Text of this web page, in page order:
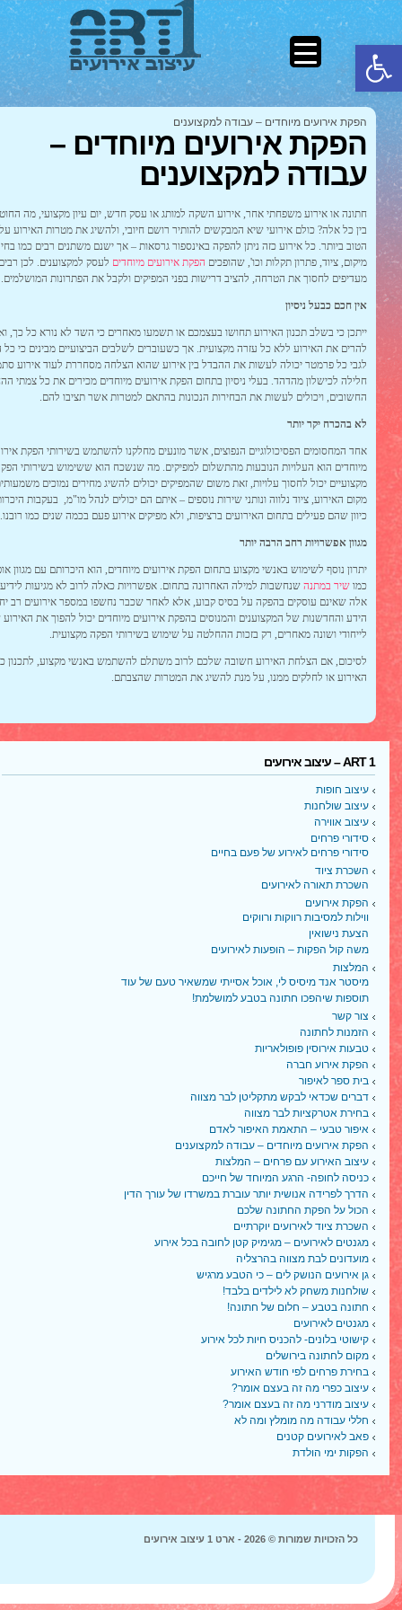
פתח סרגל נגישות
הפקת אירועים מיוחדים – עבודה למקצוענים
הפקת אירועים מיוחדים –
עבודה למקצוענים
חתונה או אירוע משפחתי אחר, אירוע השקה למותג או עסק חדש, יום עיון מקצועי, מה
בין כל אלה? כולם אירועי שיא המבקשים להותיר רושם חיובי, ולהשיג את מטרות האירוע
הטוב ביותר. כל אירוע כזה ניתן להפקה באינספור גרסאות – אך ישנם משתנים רבים כמו
מיקום, ציוד, פתרון תקלות וכו', שהופכים הפקת אירועים מיוחדים לעסק למקצוענים. לכן
מעדיפים לחסוך את הטרחה, להציב דרישות בפני המפיקים ולקבל את הפתרונות המושלמים.
אין חכם כבעל ניסיון
ייתכן כי בשלב תכנון האירוע תחושו בעצמכם או תשמעו מאחרים כי השד לא נורא כל כך,
להרים את האירוע ללא כל עזרה מקצועית. אך כשעוברים לשלבים הביצועיים מבינים כי
לגבי כל פרמטר יכולה לעשות את ההבדל בין אירוע שהוא הצלחה מסחררת לעוד אירוע
חלילה לכישלון מהדהד. בעלי ניסיון בתחום הפקת אירועים מיוחדים מכירים את כל צמתי
החשובים, ויכולים לעשות את הבחירות הנכונות בהתאם למטרות אשר תציבו להם.
לא בהכרח יקר יותר
אחד המחסומים הפסיכולוגיים הנפוצים, אשר מונעים מחלקנו להשתמש בשירותי הפקת
מיוחדים הוא העלויות הנובעות מהתשלום למפיקים. מה שנשכח הוא ששימוש בשירותי
מקצועיים יכול לחסוך עלויות, זאת משום שהמפיקים יכולים להשיג מחירים נמוכים
מקום האירוע, ציוד נלווה ונותני שירות נוספים – איתם הם יכולים לנהל מו"מ, בעקבות
כיוון שהם פעילים בתחום האירועים ברציפות, ולא מפיקים אירוע פעם בכמה שנים כמו רובנו.
מגוון אפשרויות רחב הרבה יותר
יתרון נוסף לשימוש באנשי מקצוע בתחום הפקת אירועים מיוחדים, הוא היכרותם עם מגוון
כמו שיר במתנה שנחשבות למילה האחרונה בתחום. אפשרויות כאלה לרוב לא מגיעות
אלה שאינם עוסקים בהפקה על בסיס קבוע, אלא לאחר שכבר נחשפו במספר אירועים רב
הידע והחדשנות של המקצוענים והמנוסים בהפקת אירועים מיוחדים יכול להפוך את
לייחודי ושונה מאחרים, רק בזכות ההחלטה על שימוש בשירותי הפקה מקצועית.
לסיכום, אם הצלחת האירוע חשובה שלכם לרוב משתלם להשתמש באנשי מקצוע, לתכנון
האירוע או לחלקים ממנו, על מנת להשיג את המטרות שהצבתם.
ART 1 – עיצוב אירועים
עיצוב חופות
עיצוב שולחנות
עיצוב אווירה
סידורי פרחים
סידורי פרחים לאירוע של פעם בחיים
השכרת ציוד
השכרת תאורה לאירועים
הפקת אירועים
ווילות למסיבות רווקות ורווקים
הצעת נישואין
משה קול הפקות – הופעות לאירועים
המלצות
מיסטר אנד מיסיס לי, אוכל אסייתי שמשאיר טעם של עוד
תוספות שיהפכו חתונה בטבע למושלמת!
צור קשר
הזמנות לחתונה
טבעות אירוסין פופולאריות
הפקת אירוע חברה
בית ספר לאיפור
דברים שכדאי לבקש מתקליטן לבר מצווה
בחירת אטרקציות לבר מצווה
איפור טבעי – התאמת האיפור לאדם
הפקת אירועים מיוחדים – עבודה למקצוענים
עיצוב האירוע עם פרחים – המלצות
כניסה לחופה- הרגע המיוחד של חייכם
הדרך לפרידה אנושית יותר עוברת במשרדו של עורך הדין
הכול על הפקת החתונה שלכם
השכרת ציוד לאירועים יוקרתיים
מגנטים לאירועים – מגימיק קטן לחובה בכל אירוע
מועדונים לבת מצווה בהרצליה
גן אירועים הנושק לים – כי הטבע מרגיש
שולחנות משחק לא לילדים בלבד!
חתונה בטבע – חלום של חתונה!
מגנטים לאירועים
קישוטי בלונים- להכניס חיות לכל אירוע
מקום לחתונה בירושלים
בחירת פרחים לפי חודש האירוע
עיצוב כפרי מה זה בעצם אומר?
עיצוב מודרני מה זה בעצם אומר?
חללי עבודה מה מומלץ ומה לא
פאב לאירועים קטנים
הפקות ימי הולדת
כל הזכויות שמורות © 2026 - ארט 1 עיצוב אירועים